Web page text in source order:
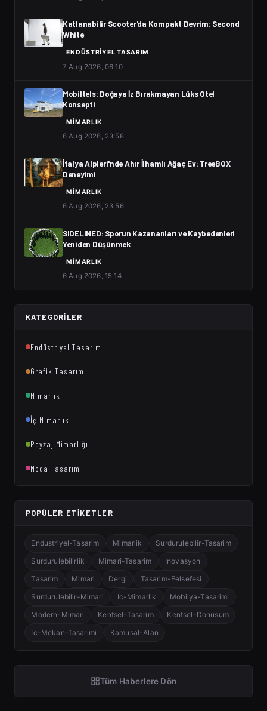
Katlanabilir Scooter'da Kompakt Devrim: Second
White
ENDÜSTRIYEL TASARIM
7 Aug 2026, 06:10
Mobiltels: Doğaya İz Bırakmayan Lüks Otel
Konsepti
MIMARLIK
6 Aug 2026, 23:58
İtalya Alpleri'nde Ahır İlhamlı Ağaç Ev: TreeBOX
Deneyimi
MIMARLIK
6 Aug 2026, 23:56
SIDELINED: Sporun Kazananları ve Kaybedenleri
Yeniden Düşünmek
MIMARLIK
6 Aug 2026, 15:14
KATEGORILER
Endüstriyel Tasarım
Grafik Tasarım
Mimarlık
İç Mimarlık
Peyzaj Mimarlığı
Moda Tasarım
POPÜLER ETIKETLER
Endustriyel-Tasarim Mimarlik
Surdurulebilir-Tasarim
Surdurulebilirlik
Mimari-Tasarim
Inovasyon
Tasarim
Mimari Dergi
Tasarim-Felsefesi
Surdurulebilir-Mimari
Ic-Mimarlik
Mobilya-Tasarimi
Modern-Mimari
Kentsel-Tasarim
Kentsel-Donusum
Ic-Mekan-Tasarimi
Kamusal-Alan
Tüm Haberlere Dön